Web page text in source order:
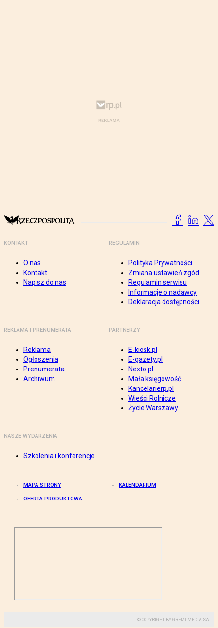
KONTAKT
O nas
Kontakt
Napisz do nas
REGULAMIN
Polityka Prywatności
Zmiana ustawień zgód
Regulamin serwisu
Informacje o nadawcy
Deklaracja dostępności
REKLAMA I PRENUMERATA
Reklama
Ogłoszenia
Prenumerata
Archiwum
PARTNERZY
E-kiosk.pl
E-gazety.pl
Nexto.pl
Mała księgowość
Kancelarierp.pl
Wieści Rolnicze
Życie Warszawy
NASZE WYDARZENIA
Szkolenia i konferencje
MAPA STRONY KALENDARIUM
OFERTA PRODUKTOWA
© COPYRIGHT BY GREMI MEDIA SA